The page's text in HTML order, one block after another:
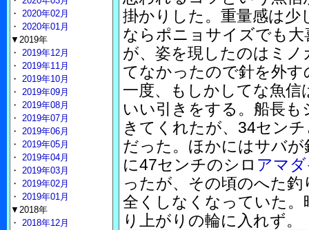
掛かりした。重量感は少
ならポニョサイズでも
が、姿を現したのはミ
てなかったので針を外
一度、もしかしてな魚信
いい引きをする。船長も
きてくれたが、34セン
だった。ほかにはサバ
に47センチのシロ アマ
ったが、その頃のへた
全くしなくなっていた
り上がりの輪に入れず。
・ 2020年02月
・ 2020年01月
▼2019年
・ 2019年12月
・ 2019年11月
・ 2019年10月
・ 2019年09月
・ 2019年08月
・ 2019年07月
・ 2019年06月
・ 2019年05月
・ 2019年04月
・ 2019年03月
・ 2019年02月
・ 2019年01月
▼2018年
・ 2018年12月